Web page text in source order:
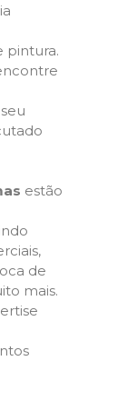
pintura.
estão
de
mais.